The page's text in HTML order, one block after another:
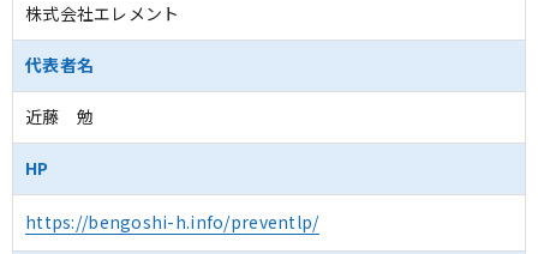
株式会社エレメント
代表者名
近藤 勉
HP
https://bengoshi-h.info/preventlp/